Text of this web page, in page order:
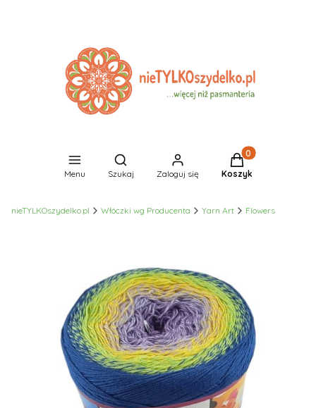
Menu
Otwórz wyszukiwarkę
Szukaj Zaloguj się
Produkty w
Koszyk
nieTYLKOszydelko.pl Włóczki wg Producenta Yarn Art Flowers